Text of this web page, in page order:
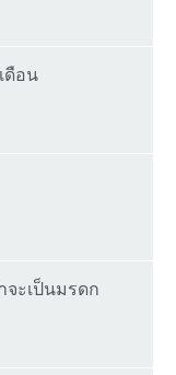
ดือน
จะเป็นมรดก